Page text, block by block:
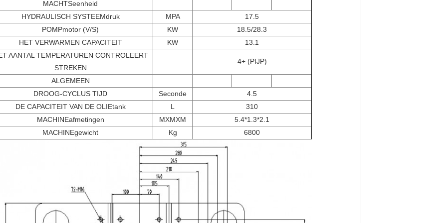
MACHTSeenheid
HYDRAULISCH SYSTEEMdruk
MPA
17.5
POMPmotor (V/S)
KW
18.5/28.3
HET VERWARMEN CAPACITEIT
KW
13.1
AANTAL TEMPERATUREN CONTROLEERT
STREKEN
4+ (PIJP)
ALGEMEEN
DROOG-CYCLUS TIJD
Seconde
4.5
DE CAPACITEIT VAN DE OLIEtank
L
310
MACHINEafmetingen
MXMXM
5.4*1.3*2.1
MACHINEgewicht
Kg 6800